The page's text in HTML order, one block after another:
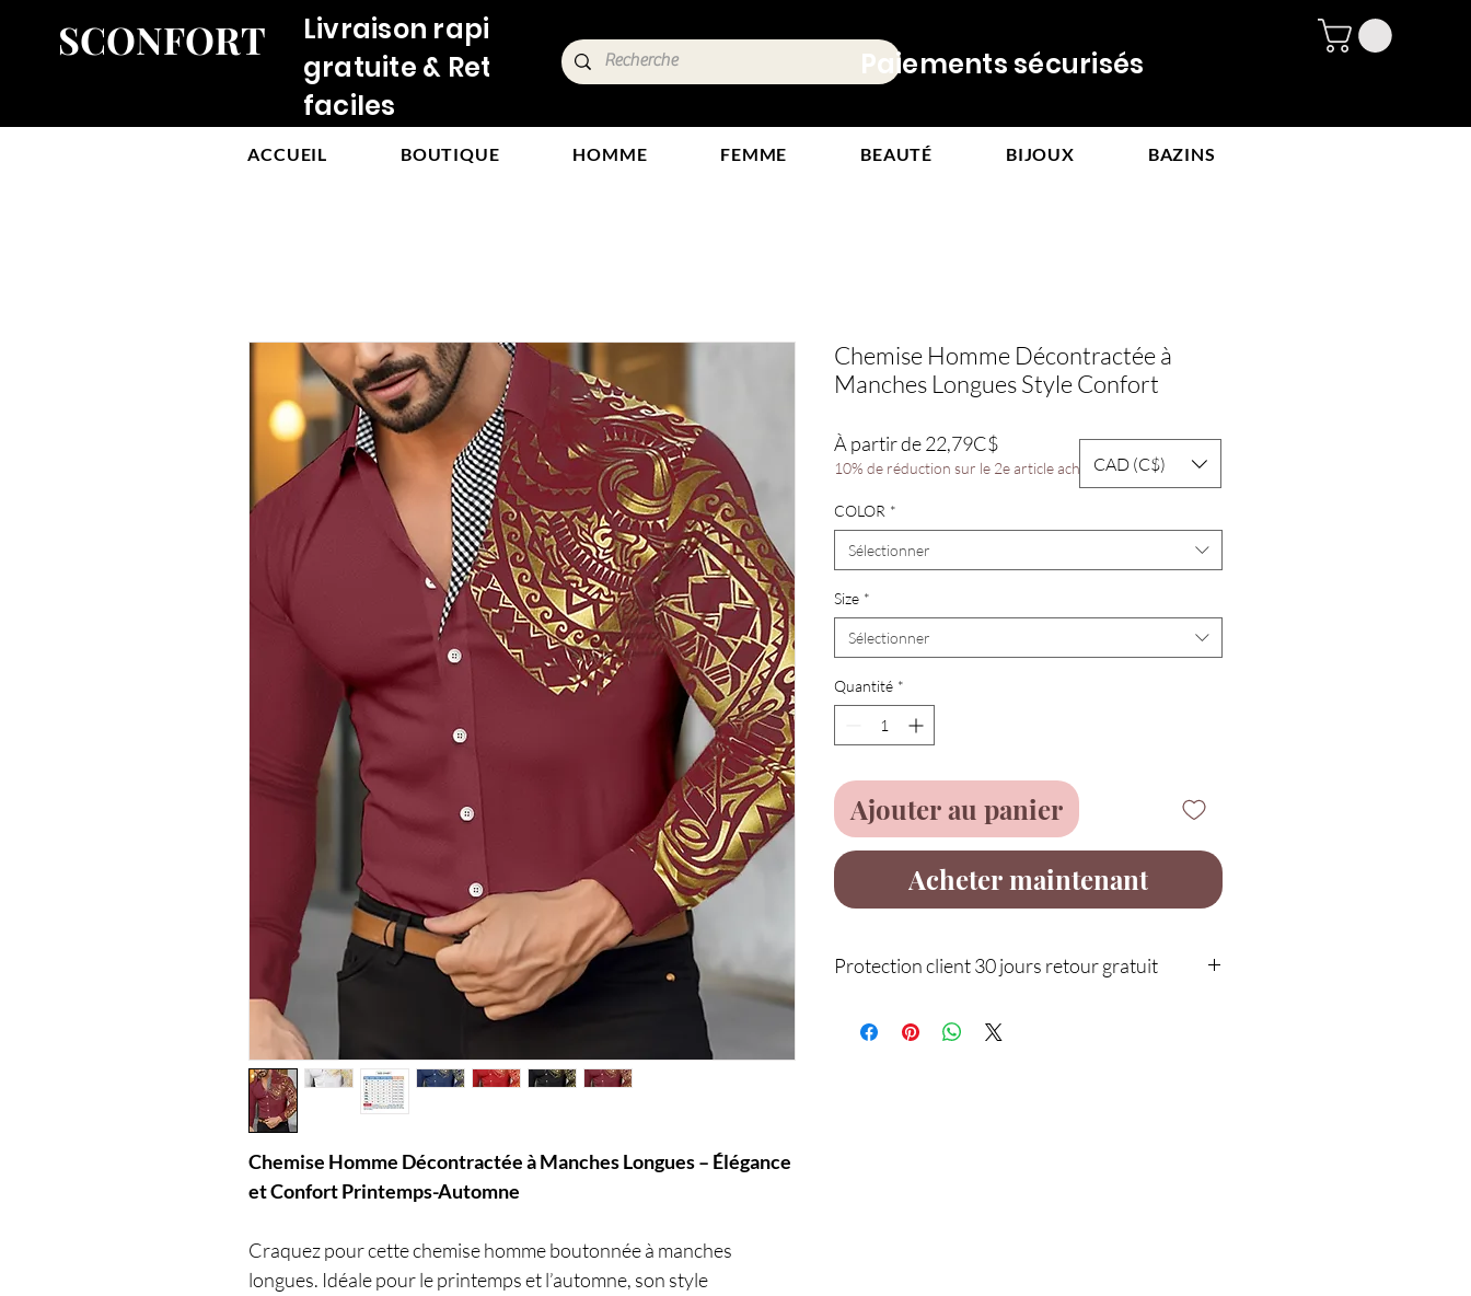
SCONFORT
Livraison rapide,
gratuite & Retours
faciles
Paiements sécurisés
ACCUEIL BOUTIQUE HOMME FEMME BEAUTÉ BIJOUX BAZINS
Chemise Homme Décontractée à Manches Longues – Élégance
et Confort Printemps-Automne
Craquez pour cette chemise homme boutonnée à manches
longues. Idéale pour le printemps et l’automne, son style
Chemise Homme Décontractée à
Manches Longues Style Confort
À partir de22,79C$Prix
promotionnel
10% de réduction sur le 2e article acheté
COLOR *
Sélectionner
Size *
Sélectionner
Quantité *
Ajouter au panier
Acheter maintenant
Protection client 30 jours retour gratuit
CAD (C$)